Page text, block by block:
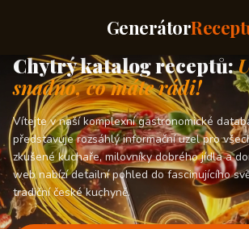
Generátor
Chytrý katalog receptů:
snadno, co máte rádi!
Vítejte v naší komplexní gastronomické
představuje rozsáhlý informační uzel pro
zkušené kuchaře, milovníky dobrého jídla a
web nabízí detailní pohled do fascinujícího
tradiční české kuchyně.